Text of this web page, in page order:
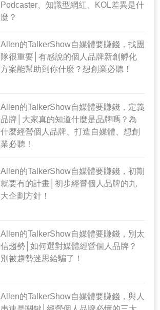
Podcaster、知識型網紅、KOL差異是什
麼？
Allen的TalkerShow自媒體要賺錢，找團
隊很重要│有感說的個人品牌新創孵化
方案能幫助到你什麼？想創業必聽！
Allen的TalkerShow自媒體要賺錢，定義
品牌│大家真的知道什麼是品牌嗎？為
什麼經營個人品牌、打造自媒體、想創
業必聽！
Allen的TalkerShow自媒體要賺錢，初期
就要有的計畫│初步經營個人品牌的九
大企劃方針！
Allen的TalkerShow自媒體要賺錢，別太
信趨勢│如何選對媒體經營個人品牌？
別被趨勢迷思給騙了！
Allen的TalkerShow自媒體要賺錢，與人